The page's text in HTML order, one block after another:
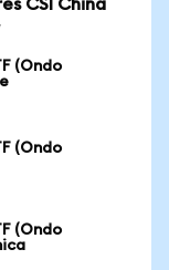
CSI China
(Ondo
(Ondo
(Ondo